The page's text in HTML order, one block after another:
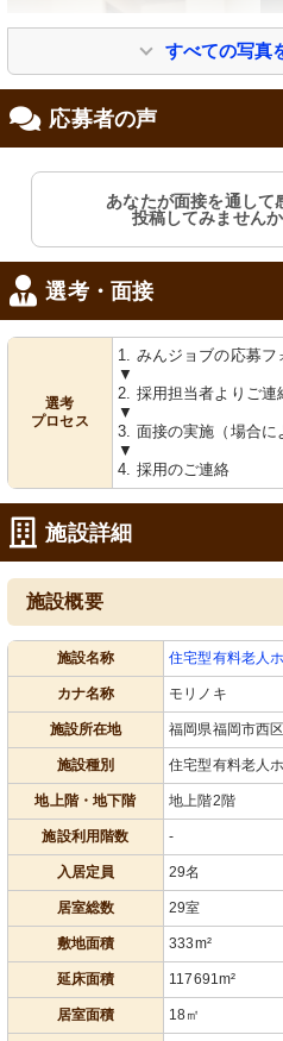
木目調の床が温もりを感じさせる通路
に、清潔感のあふれる洗面所が備え付
けられています。
ゆ
明
すべての写真
応募者の声
あなたが面接を通して
投稿してみません
選考・面接
選考
プロセス
1. みんジョブの応募フ
▼
2. 採用担当者よりご連
▼
3. 面接の実施（場合に
▼
4. 採用のご連絡
施設詳細
施設概要
施設名称 住宅型有料老人
カナ名称 モリノキ
施設所在地 福岡県福岡市西
施設種別 住宅型有料老人
地上階・地下階 地上階2階
施設利用階数 -
入居定員 29名
居室総数 29室
敷地面積 333m²
延床面積 117691m²
居室面積 18㎡